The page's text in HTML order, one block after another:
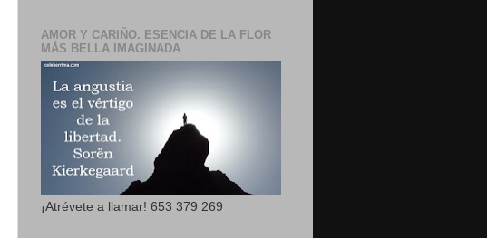
AMOR Y CARIÑO. ESENCIA DE LA FLOR
MÁS BELLA IMAGINADA
¡Atrévete a llamar! 653 379 269